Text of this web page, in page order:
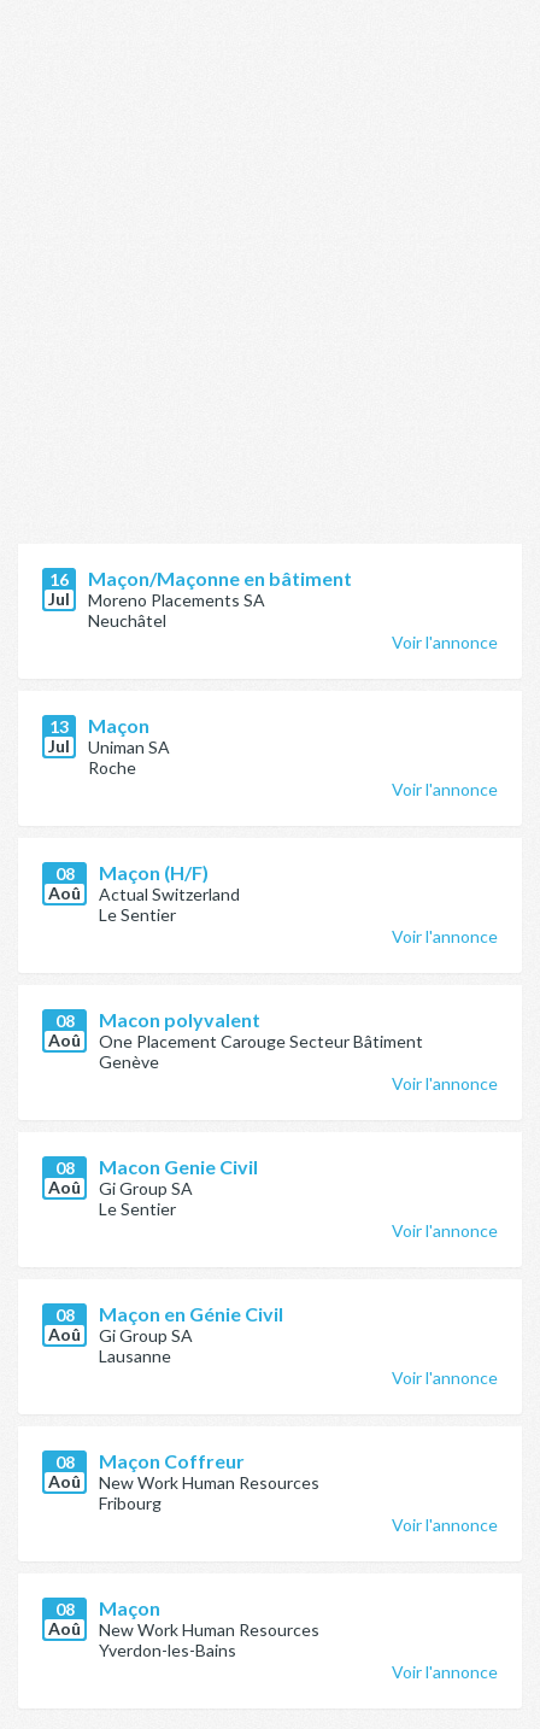
16
Jul
Maçon/Maçonne en bâtiment
Moreno Placements SA
Neuchâtel
Voir l'annonce
13
Jul
Maçon
Uniman SA
Roche
Voir l'annonce
08
Aoû
Maçon (H/F)
Actual Switzerland
Le Sentier
Voir l'annonce
08
Aoû
Macon polyvalent
One Placement Carouge Secteur Bâtiment
Genève
Voir l'annonce
08
Aoû
Macon Genie Civil
Gi Group SA
Le Sentier
Voir l'annonce
08
Aoû
Maçon en Génie Civil
Gi Group SA
Lausanne
Voir l'annonce
08
Aoû
Maçon Coffreur
New Work Human Resources
Fribourg
Voir l'annonce
08
Aoû
Maçon
New Work Human Resources
Yverdon-les-Bains
Voir l'annonce